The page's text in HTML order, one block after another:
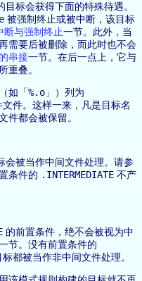
目标会获得下面的特殊待遇。
被强制终止或被中断，该目标
断与强制终止一节。此外，当
需要后被删除，而此时也不会
串接一节。在后一点上，它与
重叠。
如「 %.o 」）列为
件。这样一来，凡是目标名
件都会被保留。
会被当作中间文件处理。请参
条件的 .INTERMEDIATE 不产
的前置条件，绝不会被视为中
节。没有前置条件的
都被当作非中间文件处理。